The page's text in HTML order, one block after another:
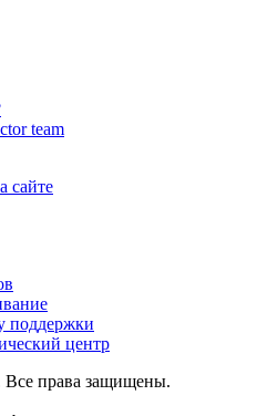
team
сайте
поддержки
центр
Все права защищены.